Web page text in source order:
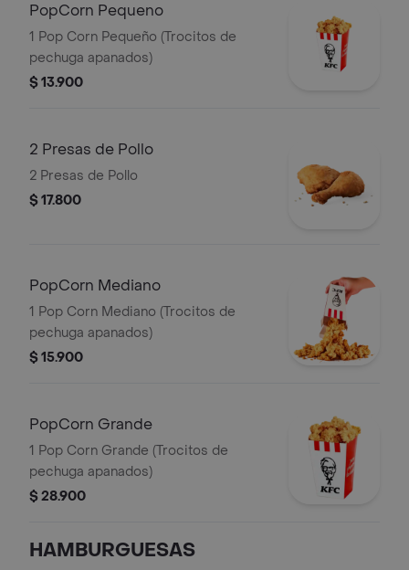
PopCorn Pequeno
1 Pop Corn Pequeño (Trocitos de
pechuga apanados)
$ 13.900
2 Presas de Pollo
2 Presas de Pollo
$ 17.800
PopCorn Mediano
1 Pop Corn Mediano (Trocitos de
pechuga apanados)
$ 15.900
PopCorn Grande
1 Pop Corn Grande (Trocitos de
pechuga apanados)
$ 28.900
HAMBURGUESAS